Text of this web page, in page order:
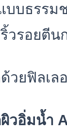
บบธรรม
วรอยตีน
วยฟิลเล
วอิ่มน้ำ